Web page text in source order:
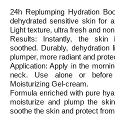
24h Replumping Hydration
dehydrated sensitive skin for
Light texture, ultra fresh and
Results: Instantly, the skin
soothed. Durably,
plumper, more radiant and
Application: Apply in the
neck. Use alone or
Moisturizing Gel-cream.
Formula enriched with pure
moisturize and plump the
soothe the skin and protect